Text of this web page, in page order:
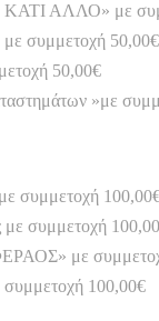
ΚΑΤΙ ΑΛΛΟ» με
συμμετοχή 50,00€
50,00€
»με
συμμετοχή
συμμετοχή
με
100,00€